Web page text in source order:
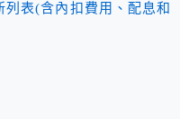
列表(含內扣費用、配息和